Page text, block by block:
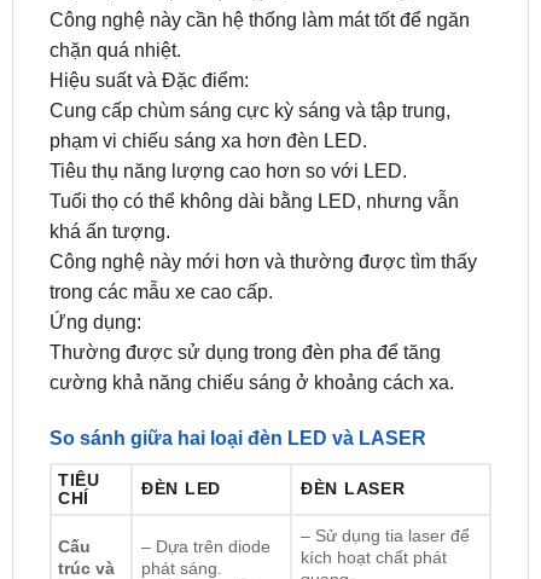
Hiệu suất và Đặc điểm:
Cung cấp chùm sáng cực kỳ sáng và tập trung,
phạm vi chiếu sáng xa hơn đèn LED.
Tiêu thụ năng lượng cao hơn so với LED.
Tuổi thọ có thể không dài bằng LED, nhưng vẫn
khá ấn tượng.
Công nghệ này mới hơn và thường được tìm thấy
trong các mẫu xe cao cấp.
Ứng dụng:
Thường được sử dụng trong đèn pha để tăng
cường khả năng chiếu sáng ở khoảng cách xa.
So sánh giữa hai loại đèn LED và LASER
CHÍ
ĐÈN LED ĐÈN LASER
Cấu
trúc và
động
– Dựa trên diode
gọn, linh hoạt.
kích hoạt chất phát
– Cần hệ thống làm mát
hiệu quả.